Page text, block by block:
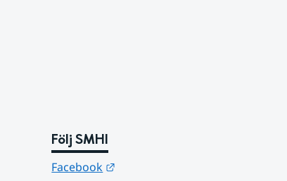
Följ SMHI
Facebook